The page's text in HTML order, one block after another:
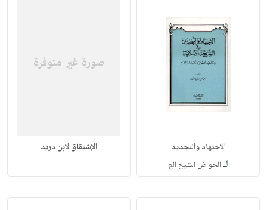
الاجتهاد والتجديد
لـ الخواض الشيخ الع
الإشتقاق لابن دريد